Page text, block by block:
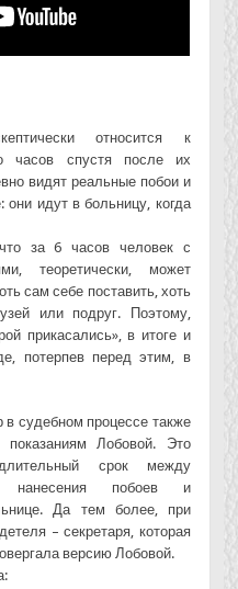
относится к
часов спустя после их
видят реальные побои и
они идут в больницу, когда
за 6 часов человек с
теоретически, может
сам себе поставить, хоть
или подруг. Поэтому,
прикасались», в итоге и
потерпев перед этим, в
в судебном процессе также
показаниям Лобовой. Это
срок между
нанесения побоев и
Да тем более, при
– секретаря, которая
версию Лобовой.